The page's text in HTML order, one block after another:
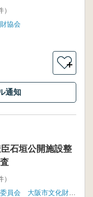
）
協会
＋
通知
石垣公開施設整
）
大阪市教育委員会 大阪市文化財協会